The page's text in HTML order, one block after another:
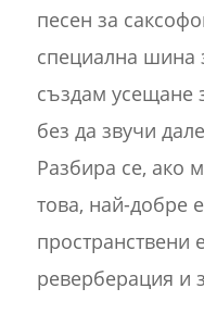
песен за
специална шина
създам усещане
без да звучи
Разбира се, ако
това, най-добре
пространствени
реверберация и